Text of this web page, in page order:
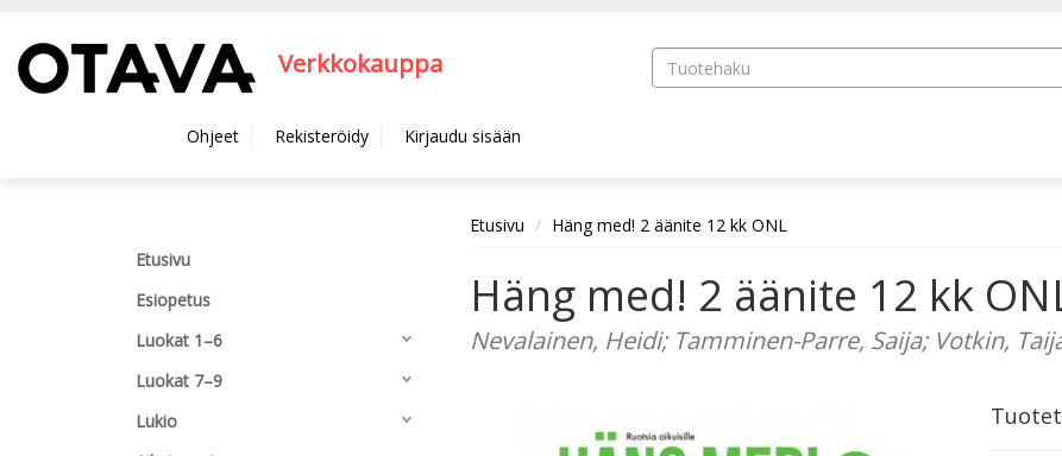
Verkkokauppa
Ohjeet Rekisteröidy Kirjaudu sisään
Etusivu
Esiopetus
Luokat 1–6
Luokat 7–9
Lukio
Etusivu Häng med! 2 äänite 12 kk ONL
Häng med! 2 äänite 12 kk
Nevalainen, Heidi; Tamminen-Parre, Saija; Votkin,